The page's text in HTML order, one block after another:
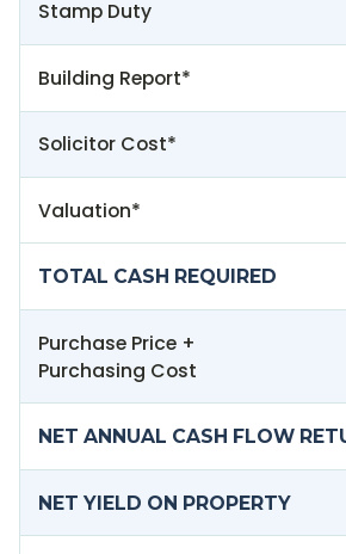
Stamp Duty
Building Report*
Solicitor Cost*
Valuation*
TOTAL CASH REQUIRED
Purchase Price +
Purchasing Cost
NET ANNUAL CASH FLOW
NET YIELD ON PROPERTY